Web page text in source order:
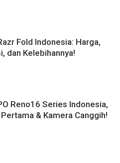
Fold Indonesia: Harga,
dan Kelebihannya!
Reno16 Series Indonesia,
& Kamera Canggih!